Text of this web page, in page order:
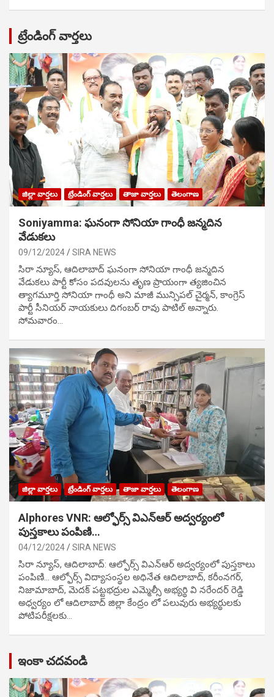
ట్రేండింగ్ వార్తలు
జిల్లా వార్తలు ట్రేండింగ్ వార్తలు తాజా వార్తలు తెలంగాణ
Soniyamma: ఘ‌నంగా సోనియా గాంధీ జ‌న్మ‌దిన
వేడుక‌లు
09/12/2024 SIRA NEWS
సిరా న్యూస్, ఆదిలాబాద్ ఘ‌నంగా సోనియా గాంధీ జ‌న్మ‌దిన
వేడుక‌లు పార్టీ కోసం ప‌ద‌వుల‌ను తృణ ప్రాయంగా త్య‌జించిన
త్యాగమూర్తి సోనియా గాంధీ అని మాజీ మున్సిప‌ల్ చైర్మ‌న్, కాంగ్రెస్
పార్టీ సీనియ‌ర్ నాయ‌కులు దిగంబ‌ర్ రావు పాటిల్ అన్నారు.
సోమవారం…
జిల్లా వార్తలు ట్రేండింగ్ వార్తలు తాజా వార్తలు తెలంగాణ
Alphores VNR: ఆల్ఫోర్స్ విఎన్ఆర్ అద్వర్యంలో
పుస్తకాలు పంపిణి…
04/12/2024 SIRA NEWS
సిరా న్యూస్, ఆదిలాబాద్: ఆల్ఫోర్స్ విఎన్ఆర్ అద్వర్యంలో పుస్తకాలు
పంపిణి… ఆల్ఫోర్స్ విద్యాసంస్థల అధినేత ఆదిలాబాద్, కరీంనగర్,
నిజామాబాద్, మెదక్ పట్టభద్రుల ఎమ్మెల్సీ అభ్యర్థి వి నరేందర్ రెడ్డి
అధ్వర్యం లో ఆదిలాబాద్ జిల్లా కేంద్రం లో పలువురు అభ్యర్థులకు
పోటిప‌రీక్ష‌ల‌కు…
ఇంకా చదవండి